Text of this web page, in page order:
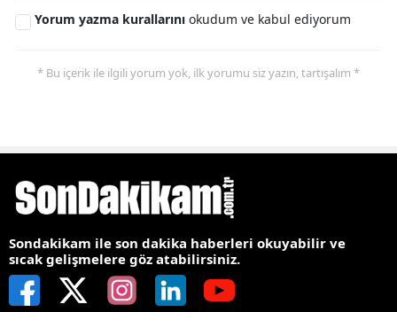
Yorum yazma kurallarını okudum ve kabul ediyorum
* Bu içerik ile ilgili yorum yok, ilk yorumu siz yazın, tartışalım *
Sondakikam ile son dakika haberleri okuyabilir ve
sıcak gelişmelere göz atabilirsiniz.